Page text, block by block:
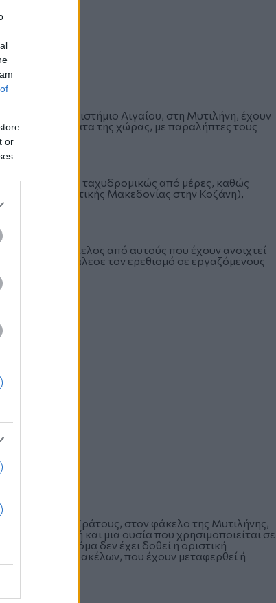
or
στο Πανεπιστήμιο Αιγαίου, στη Μυτιλήνη, έχουν
ιδρύματα της χώρας, με παραλήπτες τους
εστάλησαν ταχυδρομικώς από μέρες, καθώς
Δυτικής Μακεδονίας στην Κοζάνη),
άλλος φάκελος από αυτούς που έχουν ανοιχτεί
που προκάλεσε τον ερεθισμό σε εργαζόμενους
Χημείο του Κράτους, στον φάκελο της Μυτιλήνης,
ερεθιστική και μια ουσία που χρησιμοποιείται σε
αλλά ακόμα δεν έχει δοθεί η οριστική
των άλλων φακέλων, που έχουν μεταφερθεί ή